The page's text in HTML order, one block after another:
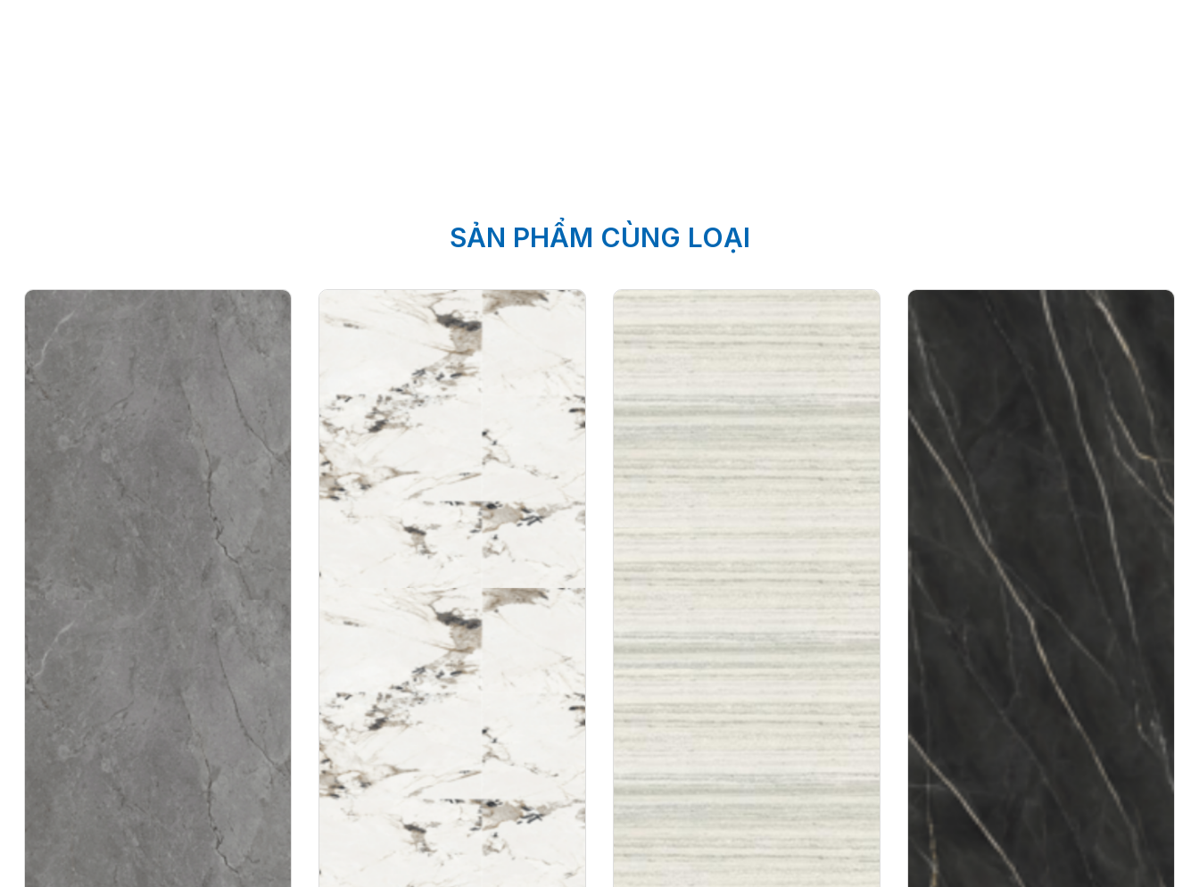
SẢN PHẨM CÙNG LOẠI